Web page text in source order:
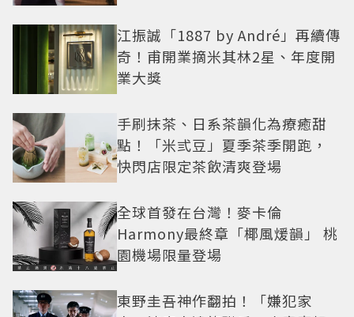
江振誠「1887 by André」再續傳
奇！甫開業摘米其林2星、年度開
業大獎
手刷抹茶、日系茶韻化為療癒甜
點！「米弎豆」夏季茶季開跑，
快閃店限定茶飲清爽登場
全球首發在台灣！麥卡倫
Harmony最終章「椰風煖韻」 桃
園機場限量登場
東野圭吾神作翻拍！「嫌犯家